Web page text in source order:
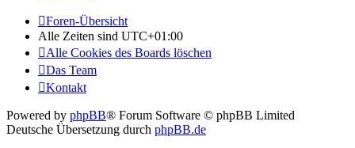
Foren-Übersicht
Alle Zeiten sind UTC+01:00
Alle Cookies des Boards löschen
Das Team
Kontakt
Powered by phpBB® Forum Software © phpBB Limited
Deutsche Übersetzung durch phpBB.de